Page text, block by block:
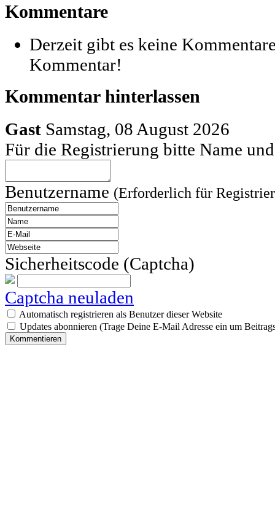
Kommentare
Derzeit gibt es keine
Kommentar!
Kommentar hinterlassen
Gast Samstag, 08 August 2026
Für die Registrierung bitte Name
Benutzername (Erforderlich für
Sicherheitscode (Captcha)
Captcha neuladen
Automatisch registrieren als Benutzer dieser Website
Updates abonnieren (Trage Deine E-Mail Adresse ein um